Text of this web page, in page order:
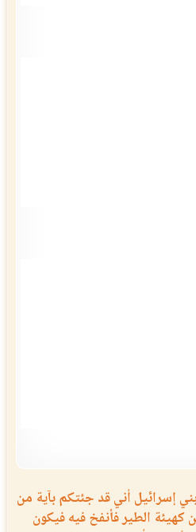
إسرائيل أني قد جئتكم بآية من
الطير فأنفخ فيه فيكون